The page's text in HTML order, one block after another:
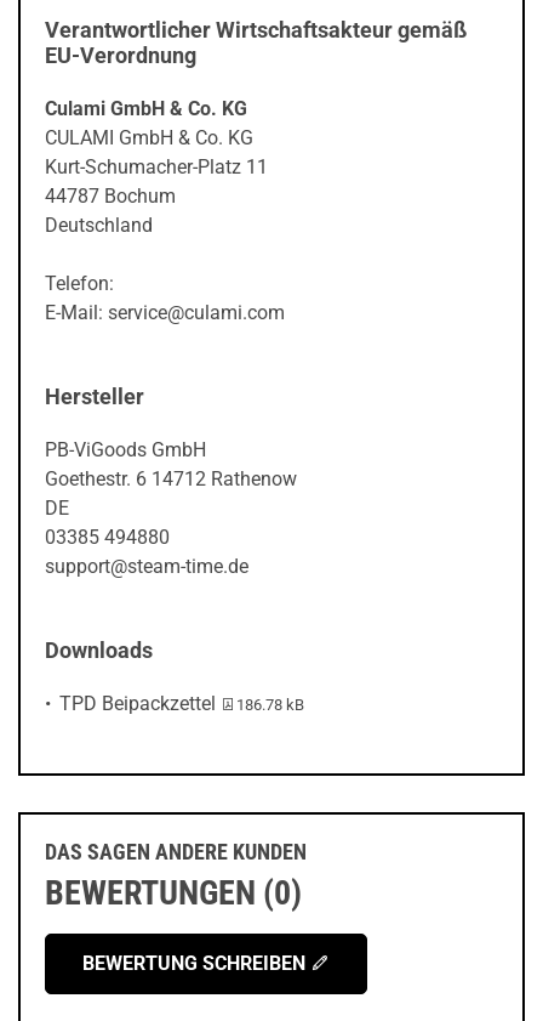
Verantwortlicher Wirtschaftsakteur gemäß
EU-Verordnung
Culami GmbH & Co. KG
CULAMI GmbH & Co. KG
Kurt-Schumacher-Platz 11
44787 Bochum
Deutschland
Telefon:
E-Mail: service@culami.com
Hersteller
PB-ViGoods GmbH
Goethestr. 6 14712 Rathenow
DE
03385 494880
support@steam-time.de
Downloads
TPD Beipackzettel PDF-Datei:
186.78 kB
DAS SAGEN ANDERE KUNDEN
BEWERTUNGEN (0)
BEWERTUNG SCHREIBEN